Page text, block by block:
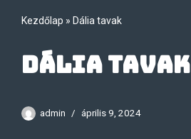
Kezdőlap » Dália tavak
Dália tavak
admin április 9, 2024